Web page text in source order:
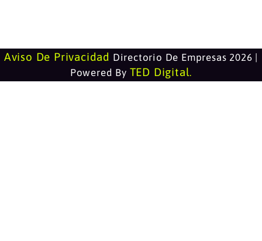
Aviso De Privacidad Directorio De Empresas 2026 |
Powered By TED Digital.